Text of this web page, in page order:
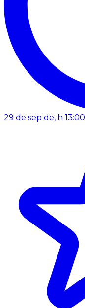
29 de sep de, h 13:00